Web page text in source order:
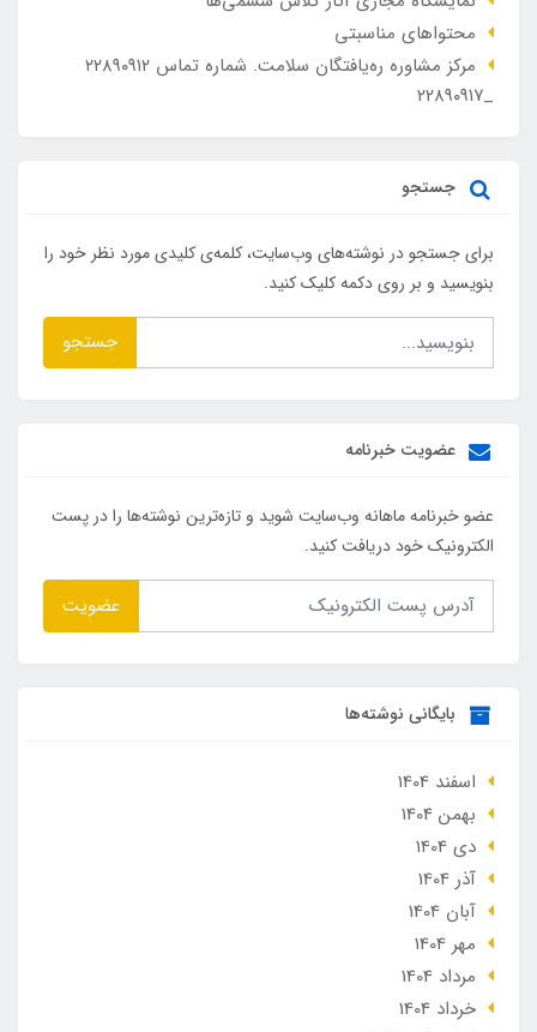
محتواهای مناسبتی
مرکز مشاوره ره‌یافتگان سلامت. شماره تماس ۲۲۸۹۰۹۱۲
_۲۲۸۹۰۹۱۷
جستجو
برای جستجو در نوشته‌های وب‌سایت، کلمه‌ی کلیدی مورد نظر خود را
بنویسید و بر روی دکمه کلیک کنید.
جستجو
عضویت خبرنامه
عضو خبرنامه ماهانه وب‌سایت شوید و تازه‌ترین نوشته‌ها را در پست
الکترونیک خود دریافت کنید.
عضویت
بایگانی نوشته‌ها
اسفند 1404
بهمن 1404
دی 1404
آذر 1404
آبان 1404
مهر 1404
مرداد 1404
خرداد 1404